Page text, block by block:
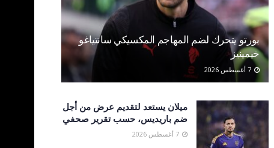
بورتو يتحرك لضم المهاجم المكسيكي سانتياغو
خيمينيز
ميلان يستعد لتقديم عرض من أجل
ضم باريديس، حسب تقرير صحفي